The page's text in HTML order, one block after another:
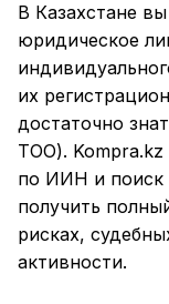
В Казахстане
юридическое
их
достаточно
ТОО). Kompra.kz
по ИИН и поиск
получить
рисках,
активности.